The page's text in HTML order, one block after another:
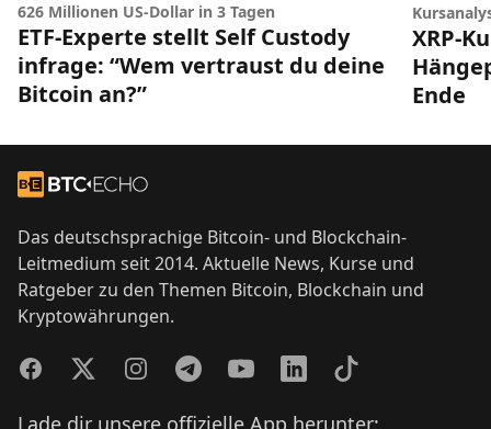
626 Millionen US-Dollar in 3 Tagen
ETF-Experte stellt Self Custody
infrage: “Wem vertraust du deine
Bitcoin an?”
XRP-
Ende
Zur Startseite
Das deutschsprachige Bitcoin- und Blockchain-
Leitmedium seit 2014. Aktuelle News, Kurse und
Ratgeber zu den Themen Bitcoin, Blockchain und
Kryptowährungen.
FacebookTwitterInstagramTelegramYouTubeLinkedInTikTok